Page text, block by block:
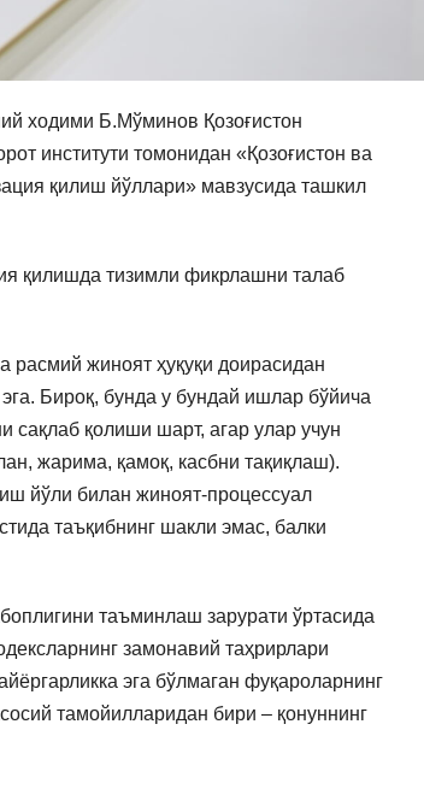
ходими Б.Мўминов Қозоғистон
институти томонидан «Қозоғистон ва
қилиш йўллари» мавзусида ташкил
қилишда тизимли фикрлашни талаб
жиноят ҳуқуқи доирасидан
Бироқ, бунда у бундай ишлар бўйича
сақлаб қолиши шарт, агар улар учун
жарима, қамоқ, касбни тақиқлаш).
йўли билан жиноят-процессуал
таъқибнинг шакли эмас, балки
таъминлаш зарурати ўртасида
замонавий таҳрирлари
эга бўлмаган фуқароларнинг
тамойилларидан бири – қонуннинг